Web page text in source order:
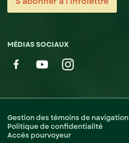
MÉDIAS SOCIAUX
Gestion des témoins de navigation
Politique de confidentialité
Accès pourvoyeur